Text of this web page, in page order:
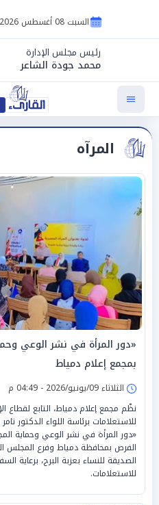
السبت 08 أغسطس 2026
رئيس مجلس الإدارة
محمد جودة الشاعر
المرآه
«دور المرأة في نشر الوعي
بمجمع إعلام دمياط
الثلاثاء 09/يونيو/2026 - 04:49 م
نظّم مجمع إعلام دمياط، التابع لقطاع
للاستعلامات برئاسة اللواء الدكتور
«دور المرأة في نشر الوعي وحماية
الفرص بمحافظة دمياط وفرع المجلس
الصديقة للنساء بعزبة البرج، برعاية
للاستعلامات.